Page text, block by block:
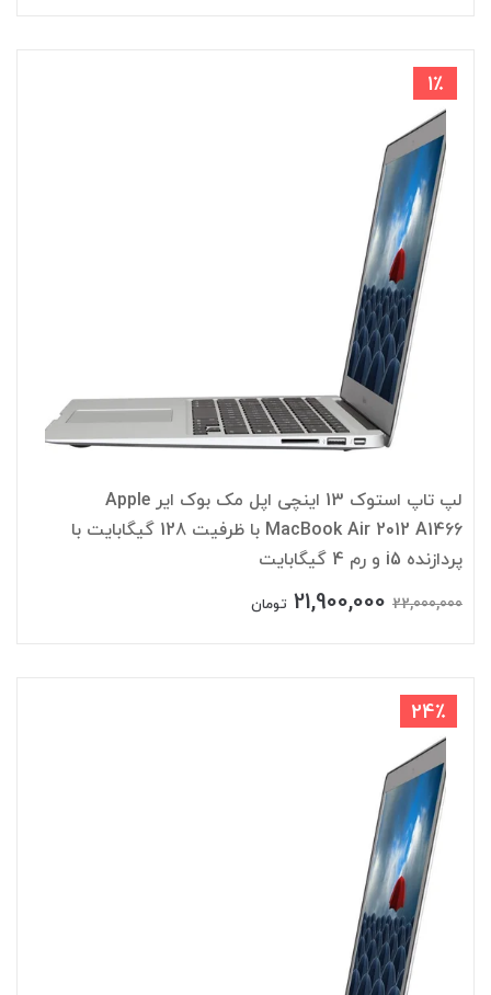
1٪
لپ تاپ استوک 13 اینچی اپل مک بوک ایر Apple
MacBook Air 2012 A1466 با ظرفیت 128 گیگابایت با
پردازنده i5 و رم 4 گیگابایت
22,000,000
21,900,000 تومان
24٪